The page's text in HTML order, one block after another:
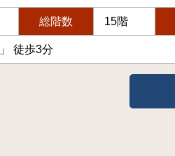
総階数 15階
」 徒歩3分